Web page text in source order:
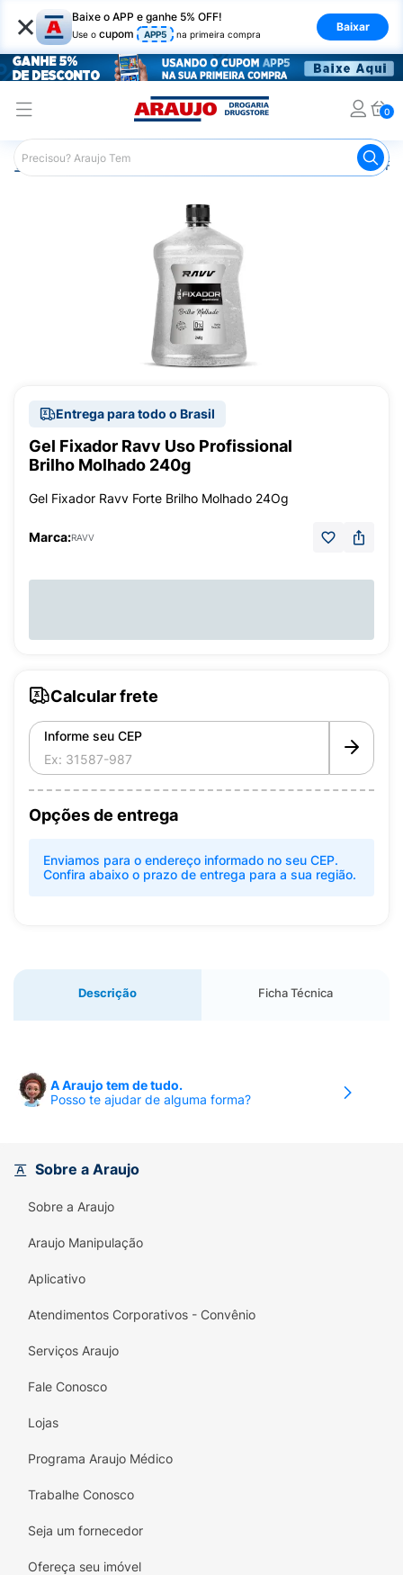
× Baixe o APP e ganhe 5% OFF!
Use o cupom APP5 na primeira compra
Baixar
0
Araujo Cabelo Gel
Entrega para todo o Brasil
Gel Fixador Ravv Uso Profissional
Brilho Molhado 240g
Gel Fixador Ravv Forte Brilho Molhado 24Og
Marca:RAVV
Calcular frete
Informe seu CEP
Opções de entrega
Enviamos para o endereço informado no seu CEP.
Confira abaixo o prazo de entrega para a sua região.
Descrição Ficha Técnica
A Araujo tem de tudo.
Posso te ajudar de alguma forma?
Sobre a Araujo
Sobre a Araujo
Araujo Manipulação
Aplicativo
Atendimentos Corporativos - Convênio
Serviços Araujo
Fale Conosco
Lojas
Programa Araujo Médico
Trabalhe Conosco
Seja um fornecedor
Ofereça seu imóvel